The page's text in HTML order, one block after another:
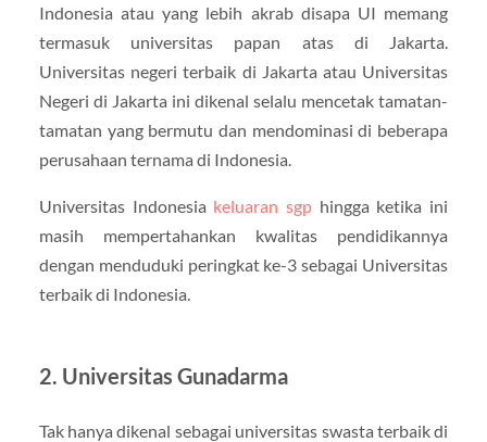
Indonesia atau yang lebih akrab disapa UI memang
termasuk universitas papan atas di Jakarta.
Universitas negeri terbaik di Jakarta atau Universitas
Negeri di Jakarta ini dikenal selalu mencetak tamatan-
tamatan yang bermutu dan mendominasi di beberapa
perusahaan ternama di Indonesia.
Universitas Indonesia keluaran sgp hingga ketika ini
masih mempertahankan kwalitas pendidikannya
dengan menduduki peringkat ke-3 sebagai Universitas
terbaik di Indonesia.
2. Universitas Gunadarma
Tak hanya dikenal sebagai universitas swasta terbaik di